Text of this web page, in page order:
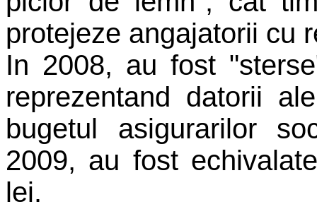
protejeze angajatorii cu
In 2008, au fost
reprezentand datorii
bugetul asigurarilor
2009, au fost
lei.